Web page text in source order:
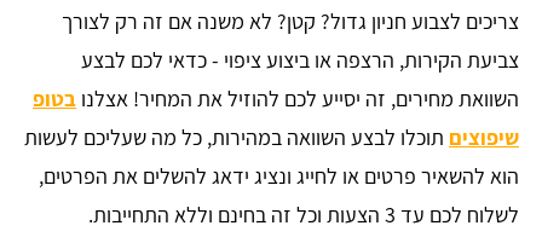
צריכים לצבוע חניון גדול? קטן? לא משנה אם זה רק לצורך
צביעת הקירות, הרצפה או ביצוע ציפוי - כדאי לכם לבצע
השוואת מחירים, זה יסייע לכם להוזיל את המחיר! אצלנו בטופ
שיפוצים תוכלו לבצע השוואה במהירות, כל מה שעליכם לעשות
הוא להשאיר פרטים או לחייג ונציג ידאג להשלים את הפרטים,
לשלוח לכם עד 3 הצעות וכל זה בחינם וללא התחייבות.